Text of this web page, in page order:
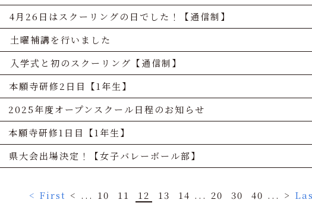
4月26日はスクーリングの日でした！【通信制】
土曜補講を行いました
入学式と初のスクーリング【通信制】
本願寺研修2日目【1年生】
2025年度オープンスクール日程のお知らせ
本願寺研修1日目【1年生】
県大会出場決定！【女子バレーボール部】
< First < ... 10 11 12 13 14 ... 20 30 40 ... >